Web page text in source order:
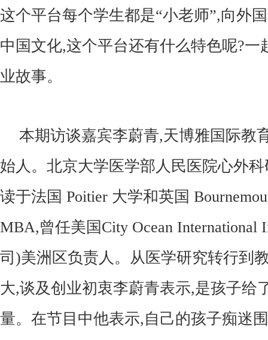
这个平台每个学生都是“小老师”,向外
中国文化,这个平台还有什么特色呢?一
业故事。
本期访谈嘉宾李蔚青,天博雅国际教
始人。北京大学医学部人民医院心外
读于法国 Poitier 大学和英国
MBA,曾任美国City Ocean International
司)美洲区负责人。从医学研究转行到
大,谈及创业初衷李蔚青表示,是孩子给
量。在节目中他表示,自己的孩子痴迷